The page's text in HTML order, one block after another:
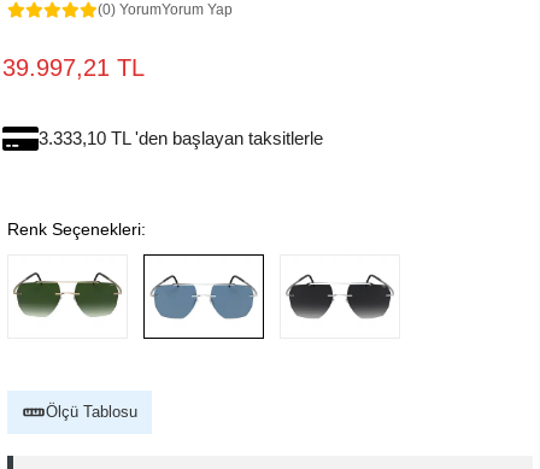
(0) YorumYorum Yap
39.997,21 TL
3.333,10 TL 'den başlayan taksitlerle
Renk Seçenekleri:
Ölçü Tablosu